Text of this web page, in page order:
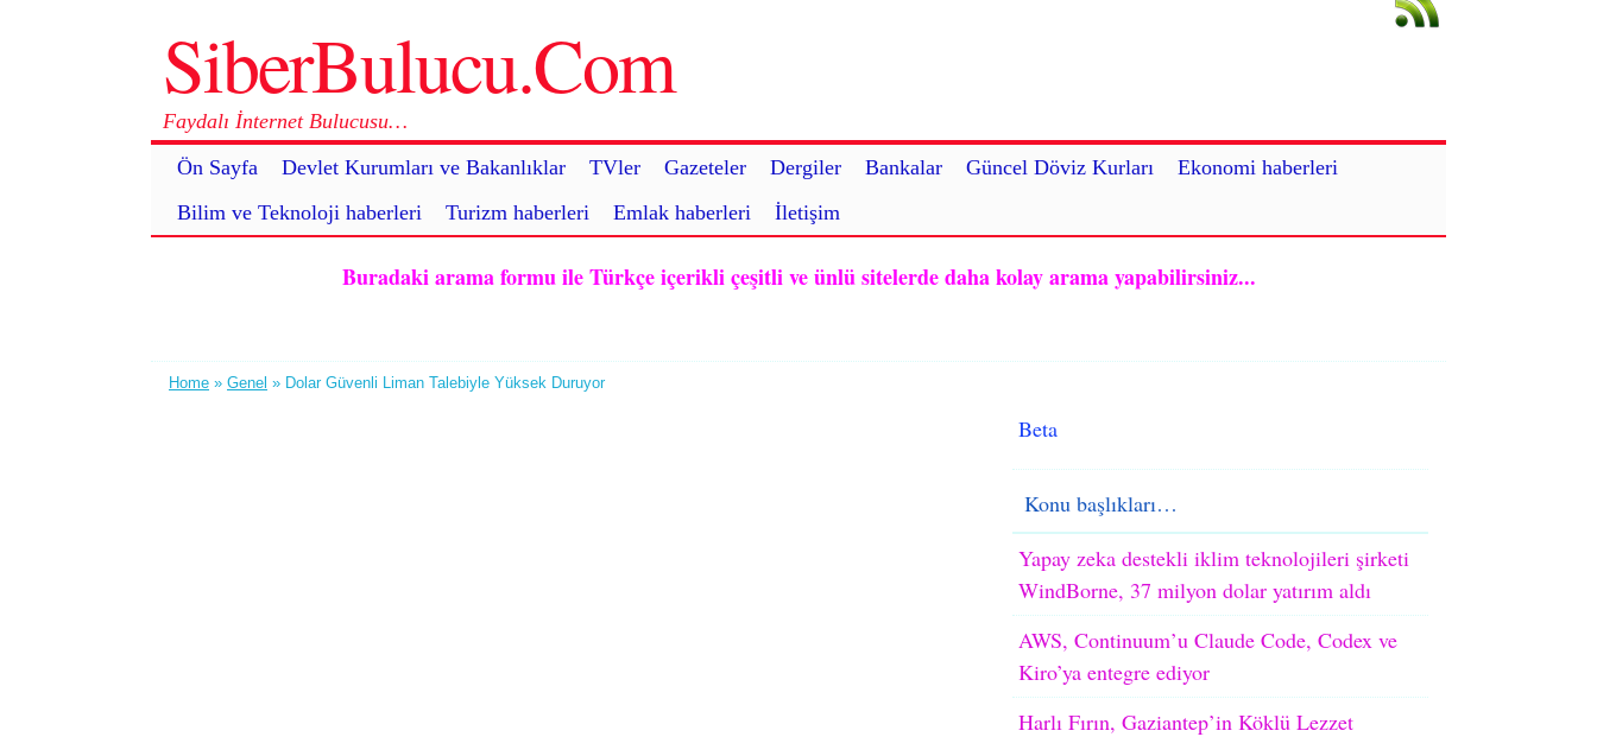
SiberBulucu.Com
Faydalı İnternet Bulucusu…
Ön Sayfa
Devlet Kurumları ve Bakanlıklar TVler Gazeteler Dergiler Bankalar Güncel Döviz Kurları
Ekonomi haberleri
Bilim ve Teknoloji haberleri
Turizm haberleri Emlak haberleri İletişim
Buradaki arama formu ile Türkçe içerikli çeşitli ve ünlü sitelerde daha kolay arama yapabilirsiniz...
Home » Genel » Dolar Güvenli Liman Talebiyle Yüksek Duruyor
Beta
Konu başlıkları…
Yapay zeka destekli iklim teknolojileri şirketi
WindBorne, 37 milyon dolar yatırım aldı
AWS, Continuum’u Claude Code, Codex ve
Kiro’ya entegre ediyor
Harlı Fırın, Gaziantep’in Köklü Lezzet